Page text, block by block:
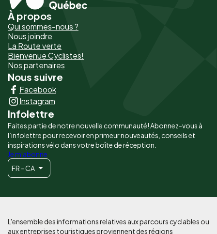
Pied
de
page
-
Liens
principaux
À propos
Qui sommes-nous ?
Nous joindre
La Route verte
Bienvenue Cyclistes!
Nos partenaires
Nous suivre
Facebook
Instagram
Infolettre
Faites partie de notre nouvelle communauté! Abonnez-vous à
l’infolettre pour recevoir en primeur nouveautés, conseils et
inspirations vélo dans votre boîte de réception.
Je m'abonne
FR - CA
L'ensemble des informations relatives aux parcours cyclables ou
aux entreprises touristiques proviennent des régions